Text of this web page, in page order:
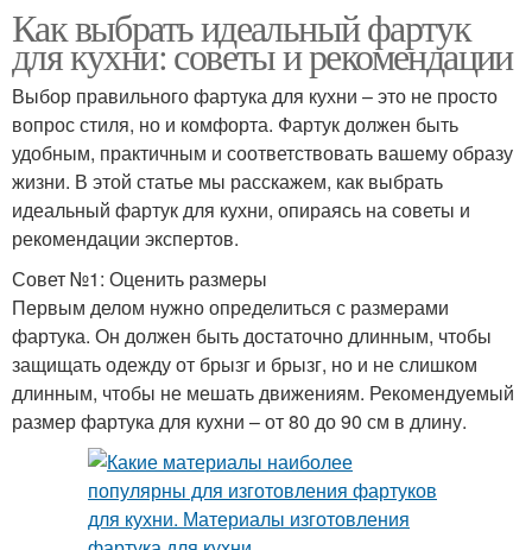
Как выбрать идеальный фартук
для кухни: советы и рекомендации
Выбор правильного фартука для кухни – это не просто
вопрос стиля, но и комфорта. Фартук должен быть
удобным, практичным и соответствовать вашему образу
жизни. В этой статье мы расскажем, как выбрать
идеальный фартук для кухни, опираясь на советы и
рекомендации экспертов.
Совет №1: Оценить размеры
Первым делом нужно определиться с размерами
фартука. Он должен быть достаточно длинным, чтобы
защищать одежду от брызг и брызг, но и не слишком
длинным, чтобы не мешать движениям. Рекомендуемый
размер фартука для кухни – от 80 до 90 см в длину.